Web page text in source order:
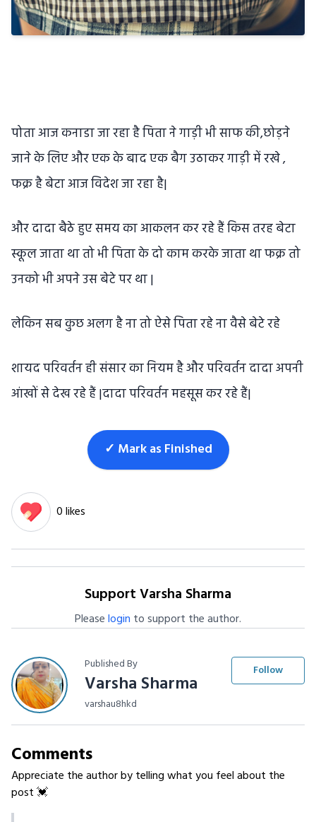
पोता आज कनाडा जा रहा है पिता ने गाड़ी भी साफ की,छोड़ने
जाने के लिए और एक के बाद एक बैग उठाकर गाड़ी में रखे ,
फक्र है बेटा आज विदेश जा रहा है|
और दादा बैठे हुए समय का आकलन कर रहे हैं किस तरह बेटा
स्कूल जाता था तो भी पिता के दो काम करके जाता था फक्र तो
उनको भी अपने उस बेटे पर था |
लेकिन सब कुछ अलग है ना तो ऐसे पिता रहे ना वैसे बेटे रहे
शायद परिवर्तन ही संसार का नियम है और परिवर्तन दादा अपनी
आंखों से देख रहे हैं |दादा परिवर्तन महसूस कर रहे हैं|
✓ Mark as Finished
0 likes
Support Varsha Sharma
Pleaselogin to support the author.
Published By
Varsha Sharma
varshau8hkd
Follow
Comments
Appreciate the author by telling what you feel about the
post 💓